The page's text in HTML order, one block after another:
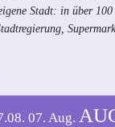
Stadt: in über
07. Aug.